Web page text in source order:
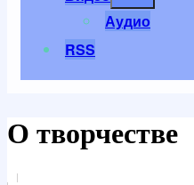
Аудио
RSS
О творчестве